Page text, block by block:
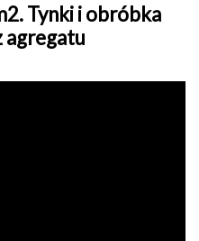
Tynki i obróbka
agregatu